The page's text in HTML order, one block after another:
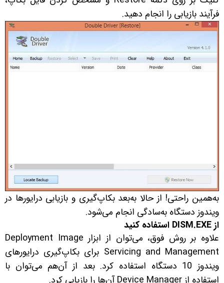
فرآیند بازیابی را انجام دهید.
به‌همین راحتی! از حالا به‌بعد بکاپ‌گیری و بازیابی درایورها در
ویندوز دستگاه به‌سادگی انجام می‌شود.
از DISM.EXE استفاده کنید
علاوه بر روش فوق، می‌توان از ابزار Deployment Image
Servicing and Management برای بکاپ‌گیری درایورهای
ویندوز 10 دستگاه استفاده کرد. بعد از آن‌هم می‌توان با
استفاده از Device Manager آن‌ها را بازیابی کرد.